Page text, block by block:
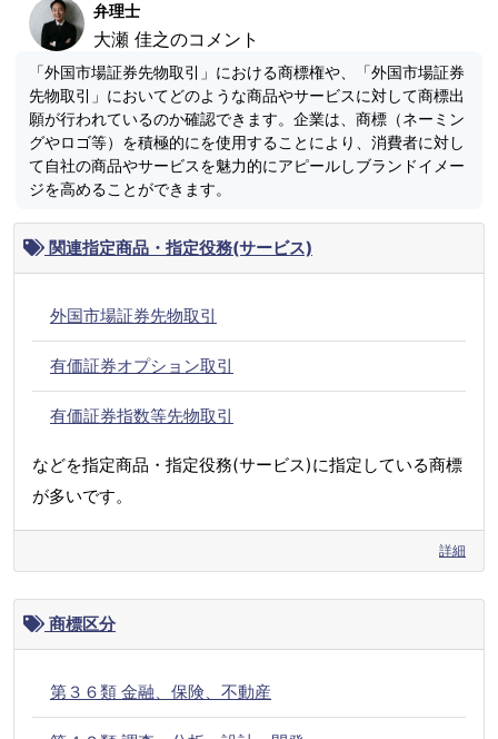
弁理士
大瀬 佳之のコメント
「外国市場証券先物取引」における商標権や、「外国市場証券
先物取引」においてどのような商品やサービスに対して商標出
願が行われているのか確認できます。企業は、商標（ネーミン
グやロゴ等）を積極的にを使用することにより、消費者に対し
て自社の商品やサービスを魅力的にアピールしブランドイメー
ジを高めることができます。
関連指定商品・指定役務(サービス)
外国市場証券先物取引
有価証券オプション取引
有価証券指数等先物取引
などを指定商品・指定役務(サービス)に指定している商標
が多いです。
詳細
商標区分
第３６類 金融、保険、不動産